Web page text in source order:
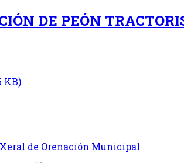
DE PEÓN
KB)